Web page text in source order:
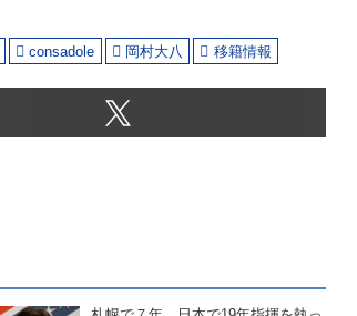
consadole 岡村大八 移籍情報